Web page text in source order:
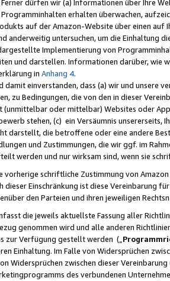
dürfen wir (a) Informationen über Ihre
erhalten überwachen,
auf der Amazon-Website über einen
anderweitig untersuchen, um die Einhaltung
Implementierung von
und darstellen. Informationen darüber, wie
in Anhang 4.
damit einverstanden, dass (a) wir und
zu Bedingungen, die von den in dieser
(unmittelbar oder mittelbar) Websites oder
stehen, (c) ein Versäumnis unsererseits,
darstellt, die betroffene oder eine andere
und Zustimmungen, die wir ggf. im
werden und nur wirksam sind, wenn sie
vorherige schriftliche Zustimmung von
dieser Einschränkung ist diese Vereinbarung
den Parteien und ihren jeweiligen
die jeweils aktuellste Fassung aller
genommen wird und alle anderen
zur Verfügung gestellt werden („
Einhaltung. Im Falle von Widersprüchen
Widersprüchen zwischen dieser
des verbundenen